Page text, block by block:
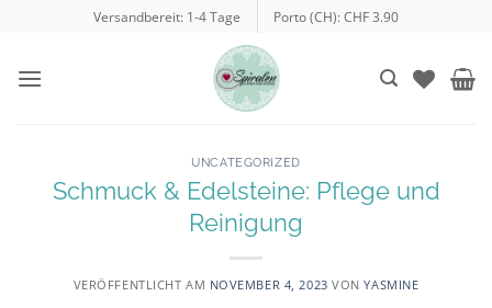
springen
Versandbereit: 1-4 Tage Porto (CH): CHF 3.90
UNCATEGORIZED
Schmuck & Edelsteine: Pflege und
Reinigung
VERÖFFENTLICHT AM NOVEMBER 4, 2023 VONYASMINE